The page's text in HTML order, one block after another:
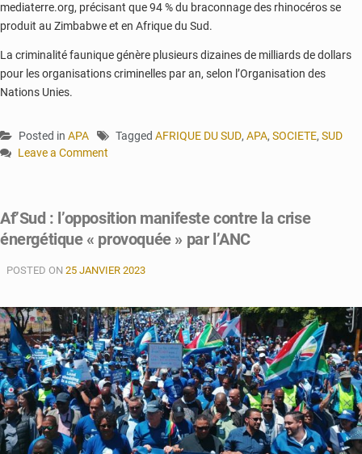
mediaterre.org, précisant que 94 % du braconnage des rhinocéros se
produit au Zimbabwe et en Afrique du Sud.
La criminalité faunique génère plusieurs dizaines de milliards de dollars
pour les organisations criminelles par an, selon l’Organisation des
Nations Unies.
Posted in APA Tagged AFRIQUE DU SUD, APA, SOCIETE, SUD
Leave a Comment
Sud
et
Etats-
se
liguent
contre
la
criminalité
faunique
Af’Sud : l’opposition manifeste contre la crise
énergétique « provoquée » par l’ANC
POSTED ON 25 JANVIER 2023